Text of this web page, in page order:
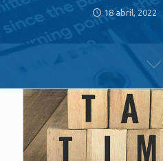
18 abril, 2022